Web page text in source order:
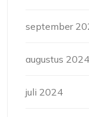
september
augustus 2024
juli 2024